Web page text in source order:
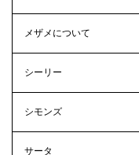
メザメについて
シーリー
シモンズ
サータ